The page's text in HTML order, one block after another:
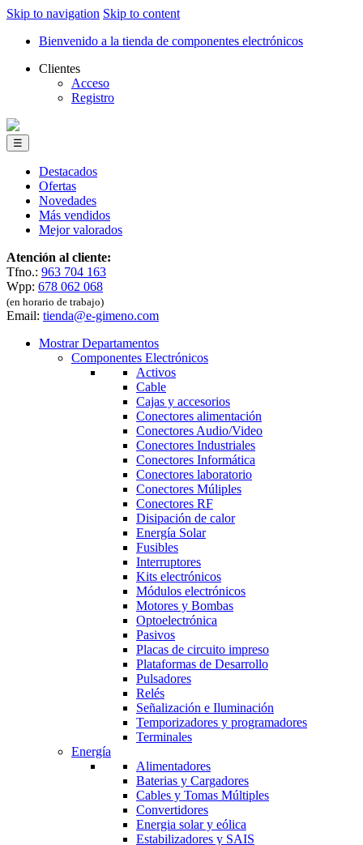
Skip to navigation Skip to content
Bienvenido a la tienda de componentes electrónicos
Clientes
Acceso
Registro
☰
Destacados
Ofertas
Novedades
Más vendidos
Mejor valorados
Atención al cliente:
Tfno.: 963 704 163
Wpp: 678 062 068
(en horario de trabajo)
Email: tienda@e-gimeno.com
Mostrar Departamentos
Componentes Electrónicos
Activos
Cable
Cajas y accesorios
Conectores alimentación
Conectores Audio/Video
Conectores Industriales
Conectores Informática
Conectores laboratorio
Conectores Múliples
Conectores RF
Disipación de calor
Energía Solar
Fusibles
Interruptores
Kits electrónicos
Módulos electrónicos
Motores y Bombas
Optoelectrónica
Pasivos
Placas de circuito impreso
Plataformas de Desarrollo
Pulsadores
Relés
Señalización e Iluminación
Temporizadores y programadores
Terminales
Energía
Alimentadores
Baterias y Cargadores
Cables y Tomas Múltiples
Convertidores
Energia solar y eólica
Estabilizadores y SAIS